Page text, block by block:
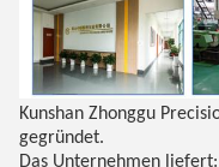
Kunshan Zhonggu
gegründet.
Das Unternehmen